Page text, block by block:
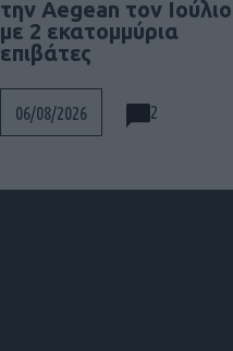
την Aegean τον Ιούλιο
με 2 εκατομμύρια
επιβάτες
06/08/2026 2